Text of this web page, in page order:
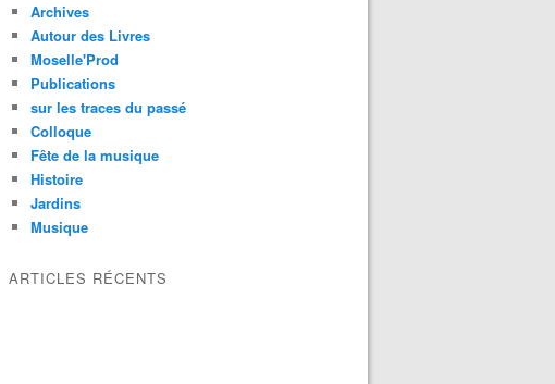
Archives
Autour des Livres
Moselle'Prod
Publications
sur les traces du passé
Colloque
Fête de la musique
Histoire
Jardins
Musique
ARTICLES RÉCENTS